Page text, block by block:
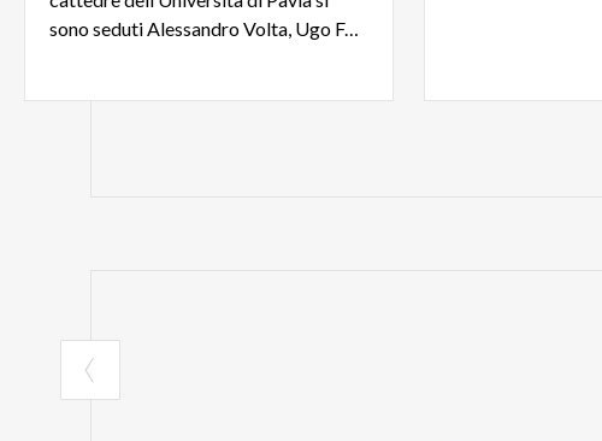
sono seduti Alessandro Volta, Ugo Foscolo, Carlo Rubbia